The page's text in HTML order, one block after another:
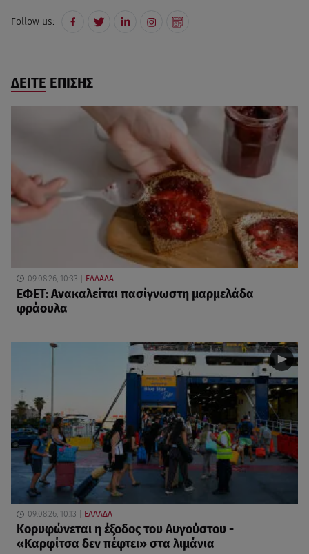
Follow us:
ΔΕΙΤΕ ΕΠΙΣΗΣ
09.08.26, 10:33 ΕΛΛΑΔΑ
ΕΦΕΤ: Ανακαλείται πασίγνωστη μαρμελάδα
φράουλα
09.08.26, 10:13 ΕΛΛΑΔΑ
Κορυφώνεται η έξοδος του Αυγούστου -
«Καρφίτσα δεν πέφτει» στα λιμάνια